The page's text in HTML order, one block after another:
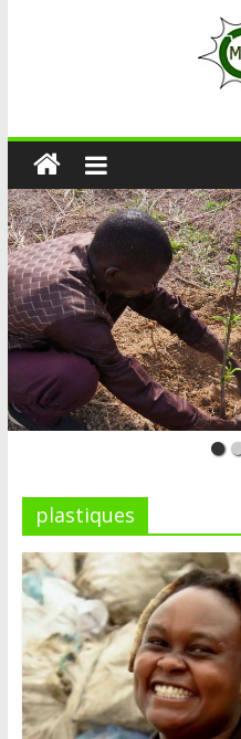
plastiques